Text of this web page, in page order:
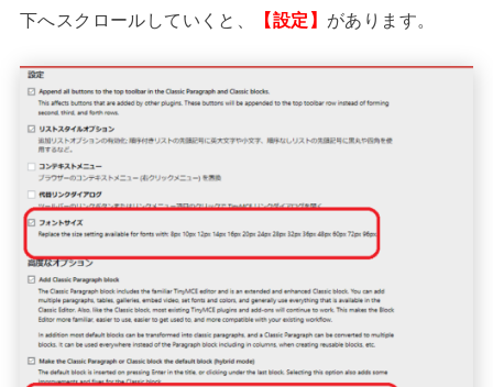
下へスクロールしていくと、 【設定】 があります。